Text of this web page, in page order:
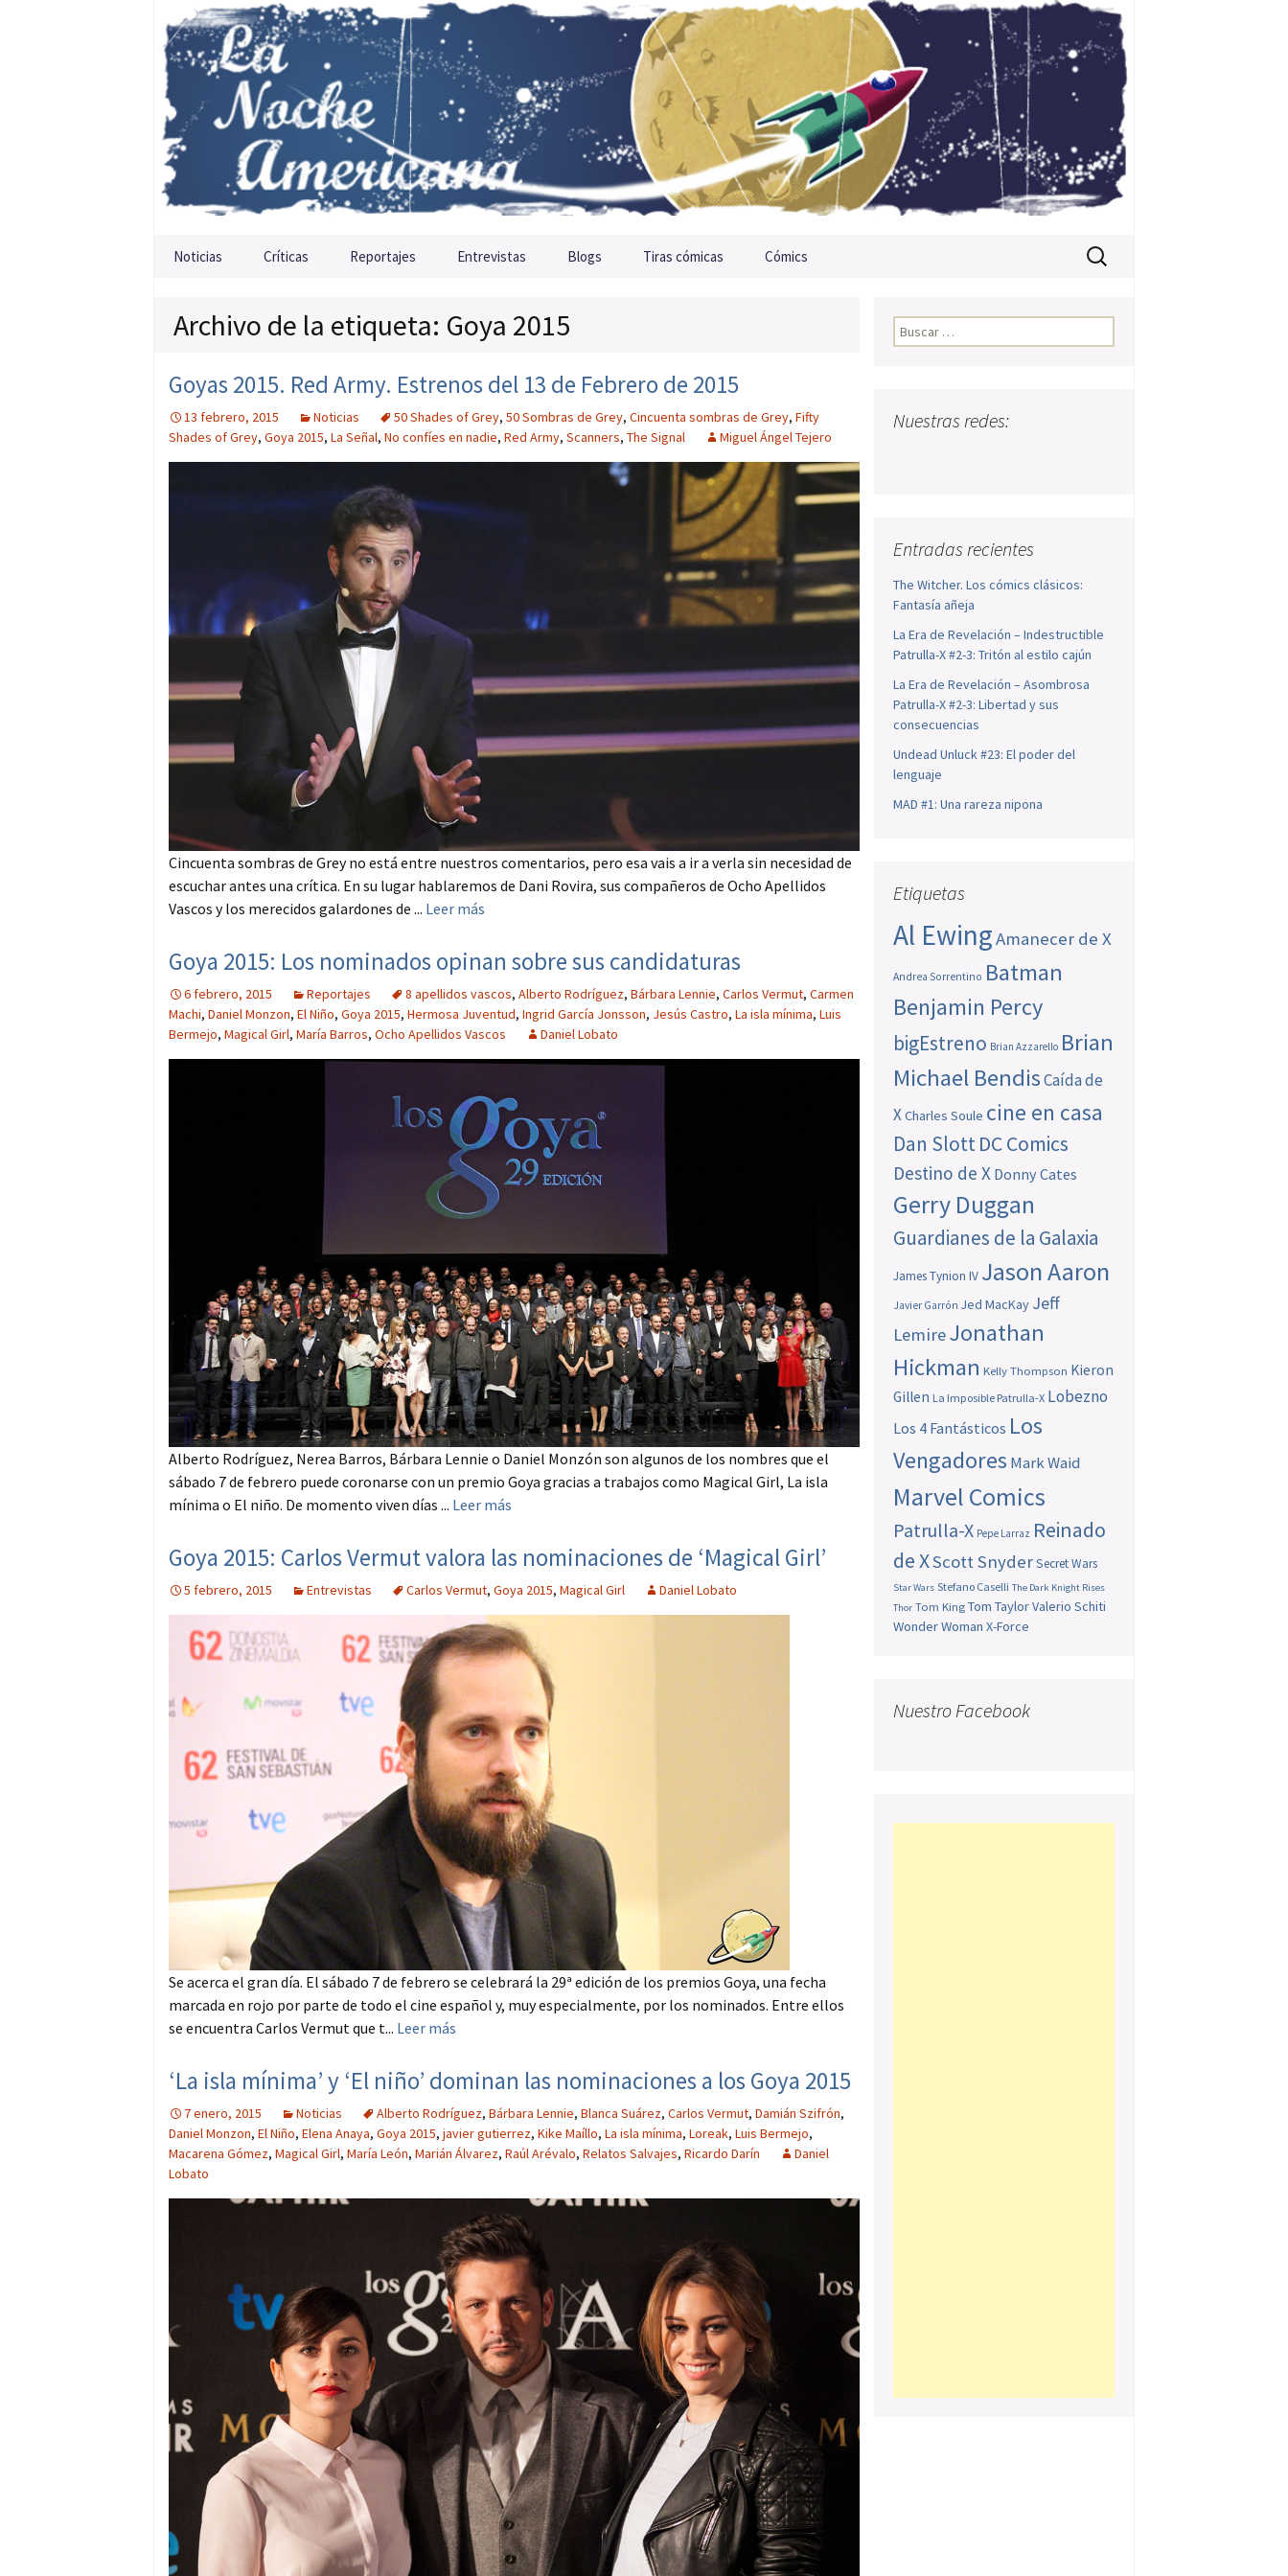
Saltar al contenido
Noticias Críticas Reportajes Entrevistas Blogs Tiras cómicas Cómics Buscar:
Archivo de la etiqueta: Goya 2015
Goyas 2015. Red Army. Estrenos del 13 de Febrero de 2015
13 febrero, 2015 Noticias 50 Shades of Grey, 50 Sombras de Grey, Cincuenta sombras de Grey, Fifty
Shades of Grey, Goya 2015, La Señal, No confíes en nadie, Red Army, Scanners, The Signal Miguel Ángel Tejero
Cincuenta sombras de Grey no está entre nuestros comentarios, pero esa vais a ir a verla sin necesidad de
escuchar antes una crítica. En su lugar hablaremos de Dani Rovira, sus compañeros de Ocho Apellidos
Vascos y los merecidos galardones de ... Leer más
Goya 2015: Los nominados opinan sobre sus candidaturas
6 febrero, 2015 Reportajes 8 apellidos vascos, Alberto Rodríguez, Bárbara Lennie, Carlos Vermut, Carmen
Machi, Daniel Monzon, El Niño, Goya 2015, Hermosa Juventud, Ingrid García Jonsson, Jesús Castro, La isla mínima, Luis
Bermejo, Magical Girl, María Barros, Ocho Apellidos Vascos Daniel Lobato
Alberto Rodríguez, Nerea Barros, Bárbara Lennie o Daniel Monzón son algunos de los nombres que el
sábado 7 de febrero puede coronarse con un premio Goya gracias a trabajos como Magical Girl, La isla
mínima o El niño. De momento viven días ... Leer más
Goya 2015: Carlos Vermut valora las nominaciones de ‘Magical Girl’
5 febrero, 2015 Entrevistas Carlos Vermut, Goya 2015, Magical Girl Daniel Lobato
Se acerca el gran día. El sábado 7 de febrero se celebrará la 29ª edición de los premios Goya, una fecha
marcada en rojo por parte de todo el cine español y, muy especialmente, por los nominados. Entre ellos
se encuentra Carlos Vermut que t... Leer más
‘La isla mínima’ y ‘El niño’ dominan las nominaciones a los Goya 2015
7 enero, 2015 Noticias Alberto Rodríguez, Bárbara Lennie, Blanca Suárez, Carlos Vermut, Damián Szifrón,
Daniel Monzon, El Niño, Elena Anaya, Goya 2015, javier gutierrez, Kike Maíllo, La isla mínima, Loreak, Luis Bermejo,
Macarena Gómez, Magical Girl, María León, Marián Álvarez, Raúl Arévalo, Relatos Salvajes, Ricardo Darín
Daniel
Lobato
Buscar:
Nuestras redes:
Entradas recientes
The Witcher. Los cómics clásicos:
Fantasía añeja
La Era de Revelación – Indestructible
Patrulla-X #2-3: Tritón al estilo cajún
La Era de Revelación – Asombrosa
Patrulla-X #2-3: Libertad y sus
consecuencias
Undead Unluck #23: El poder del
lenguaje
MAD #1: Una rareza nipona
Etiquetas
Al EwingAmanecer de X
Andrea Sorrentino Batman
Benjamin Percy
bigEstreno Brian Azzarello Brian
Michael BendisCaída de
XCharles Soule cine en casa
Dan SlottDC Comics
Destino de X Donny Cates
Gerry Duggan
Guardianes de la Galaxia
James Tynion IV Jason Aaron
Javier Garrón Jed MacKay Jeff
LemireJonathan
Hickman Kelly Thompson Kieron
Gillen La Imposible Patrulla-X Lobezno
Los 4 Fantásticos Los
Vengadores Mark Waid
Marvel Comics
Patrulla-X Pepe Larraz Reinado
de XScott SnyderSecret Wars
Star Wars Stefano Caselli The Dark Knight Rises
Thor Tom King Tom TaylorValerio Schiti
Wonder Woman X-Force
Nuestro Facebook